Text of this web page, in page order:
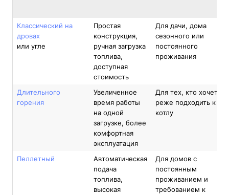
Классический на
дровах
или угле
Простая
конструкция,
ручная загрузка
топлива,
доступная
стоимость
Для дачи, дома
сезонного или
постоянного
проживания
Длительного
горения
Увеличенное
время работы
на одной
загрузке, более
комфортная
эксплуатация
Для тех, кто хочет
реже подходить к
котлу
Пеллетный
Автоматическая
подача
топлива,
высокая
Для домов с
постоянным
проживанием и
требованием к